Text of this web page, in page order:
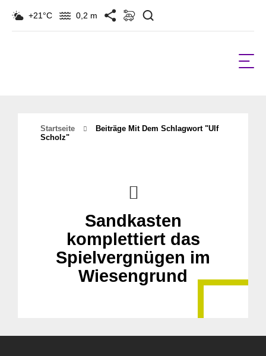
+21°C 0,2 m
Startseite
Beiträge Mit Dem Schlagwort "ulf
Scholz"
Sandkasten
komplettiert das
Spielvergnügen im
Wiesengrund